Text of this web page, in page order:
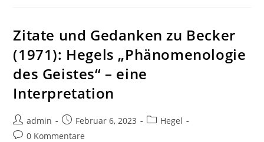
Gemacht“
Zitate und Gedanken zu Becker
(1971): Hegels „Phänomenologie
des Geistes“ – eine
Interpretation
Beitrags-
Autor:
admin
Beitrag
veröffentlicht:
Februar 6, 2023
Beitrags-
Hegel
Beitrags-
0 Kommentare